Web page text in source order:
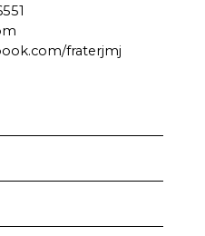
fraterjmj